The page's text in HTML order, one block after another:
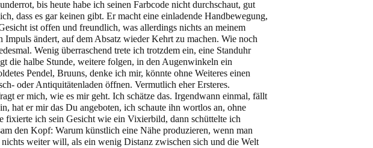
bis heute habe ich seinen Farbcode nicht durchschaut, gut
dass es gar keinen gibt. Er macht eine einladende Handbewegung,
ist offen und freundlich, was allerdings nichts an meinem
Impuls ändert, auf dem Absatz wieder Kehrt zu machen. Wie noch
Wenig überraschend trete ich trotzdem ein, eine Standuhr
die halbe Stunde, weitere folgen, in den Augenwinkeln ein
Pendel, Bruuns, denke ich mir, könnte ohne Weiteres einen
oder Antiquitätenladen öffnen. Vermutlich eher Ersteres.
er mich, wie es mir geht. Ich schätze das. Irgendwann einmal, fällt
hat er mir das Du angeboten, ich schaute ihn wortlos an, ohne
fixierte ich sein Gesicht wie ein Vixierbild, dann schüttelte ich
den Kopf: Warum künstlich eine Nähe produzieren, wenn man
nichts weiter will, als ein wenig Distanz zwischen sich und die Welt